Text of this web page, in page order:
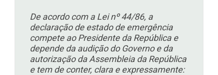
De acordo com a Lei nº 44/86, a
declaração de estado de emergência
compete ao Presidente da República e
depende da audição do Governo e da
autorização da Assembleia da República
e tem de conter, clara e expressamente: